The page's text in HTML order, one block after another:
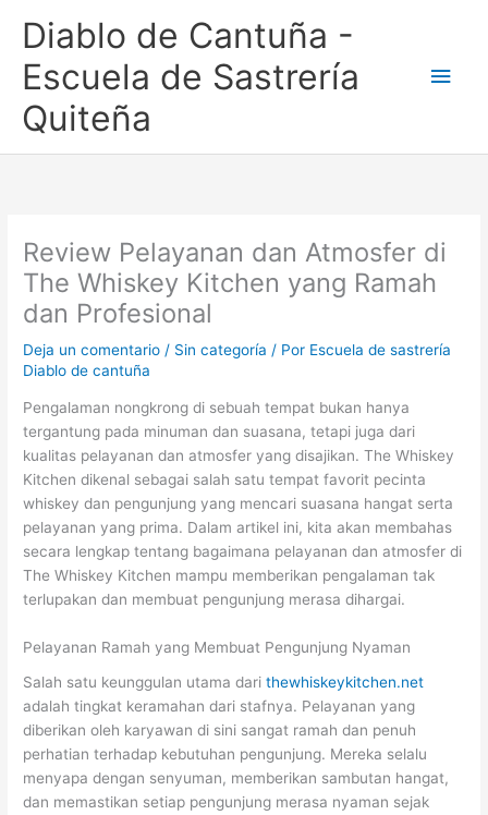
Diablo de Cantuña -
Escuela de Sastrería
Quiteña
Review Pelayanan dan Atmosfer di
The Whiskey Kitchen yang Ramah
dan Profesional
Deja un comentario / Sin categoría / Por Escuela de sastrería
Diablo de cantuña
Pengalaman nongkrong di sebuah tempat bukan hanya
tergantung pada minuman dan suasana, tetapi juga dari
kualitas pelayanan dan atmosfer yang disajikan. The Whiskey
Kitchen dikenal sebagai salah satu tempat favorit pecinta
whiskey dan pengunjung yang mencari suasana hangat serta
pelayanan yang prima. Dalam artikel ini, kita akan membahas
secara lengkap tentang bagaimana pelayanan dan atmosfer di
The Whiskey Kitchen mampu memberikan pengalaman tak
terlupakan dan membuat pengunjung merasa dihargai.
Pelayanan Ramah yang Membuat Pengunjung Nyaman
Salah satu keunggulan utama darithewhiskeykitchen.net
adalah tingkat keramahan dari stafnya. Pelayanan yang
diberikan oleh karyawan di sini sangat ramah dan penuh
perhatian terhadap kebutuhan pengunjung. Mereka selalu
menyapa dengan senyuman, memberikan sambutan hangat,
dan memastikan setiap pengunjung merasa nyaman sejak